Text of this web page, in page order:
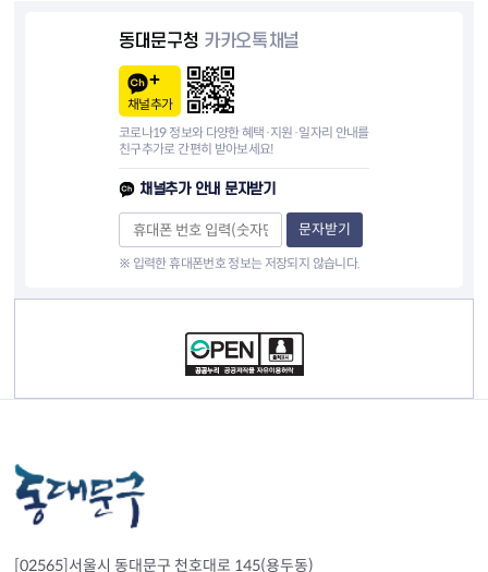
동대문구청 카카오톡채널
채널추가
코로나19 정보와 다양한 혜택·지원·일자리 안내를
친구추가로 간편히 받아보세요!
채널추가 안내 문자받기
문자받기
※ 입력한 휴대폰번호 정보는 저장되지 않습니다.
[02565]서울시 동대문구 천호대로 145(용두동)